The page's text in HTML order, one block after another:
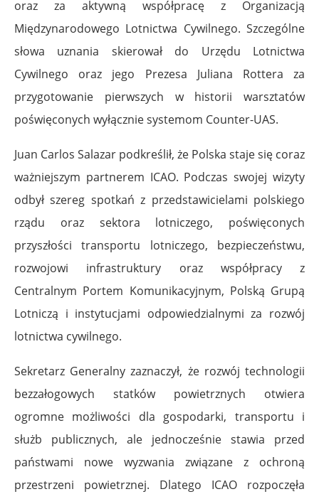
oraz za aktywną współpracę z Organizacją
Międzynarodowego Lotnictwa Cywilnego. Szczególne
słowa uznania skierował do Urzędu Lotnictwa
Cywilnego oraz jego Prezesa Juliana Rottera za
przygotowanie pierwszych w historii warsztatów
poświęconych wyłącznie systemom Counter-UAS.
Juan Carlos Salazar podkreślił, że Polska staje się coraz
ważniejszym partnerem ICAO. Podczas swojej wizyty
odbył szereg spotkań z przedstawicielami polskiego
rządu oraz sektora lotniczego, poświęconych
przyszłości transportu lotniczego, bezpieczeństwu,
rozwojowi infrastruktury oraz współpracy z
Centralnym Portem Komunikacyjnym, Polską Grupą
Lotniczą i instytucjami odpowiedzialnymi za rozwój
lotnictwa cywilnego.
Sekretarz Generalny zaznaczył, że rozwój technologii
bezzałogowych statków powietrznych otwiera
ogromne możliwości dla gospodarki, transportu i
służb publicznych, ale jednocześnie stawia przed
państwami nowe wyzwania związane z ochroną
przestrzeni powietrznej. Dlatego ICAO rozpoczęła